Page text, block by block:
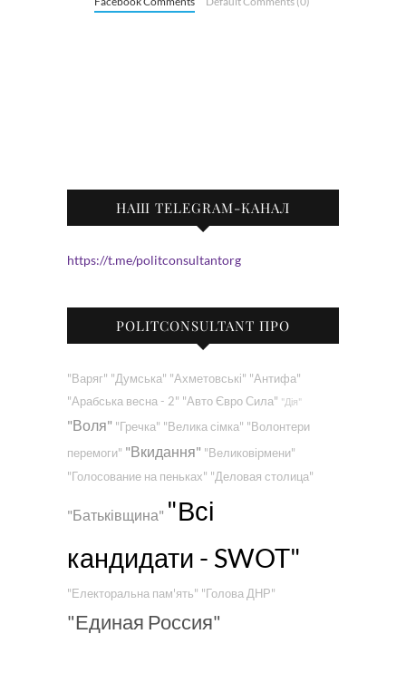
НАШ TELEGRAM-КАНАЛ
https://t.me/politconsultantorg
POLITCONSULTANT ПРО
"Варяг" "Думська" "Ахметовські" "Антифа"
"Арабська весна - 2" "Авто Євро Сила" "Дія"
"Воля" "Гречка" "Велика сімка" "Волонтери
перемоги" "Вкидання" "Великовірмени"
"Голосование на пеньках" "Деловая столица"
"Батьківщина" "Всі
кандидати - SWOT"
"Електоральна пам'ять" "Голова ДНР"
"Единая Россия"